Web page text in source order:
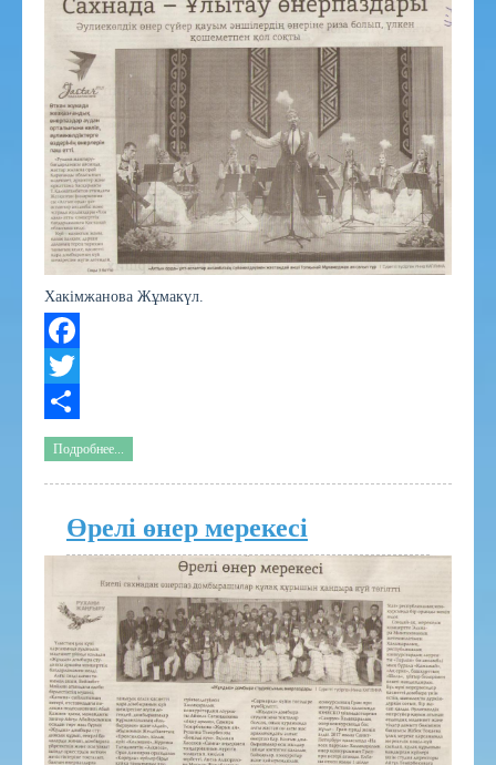
Хакімжанова Жұмакүл.
Facebook
Twitter
Share
Подробнее...
Өрелі өнер мерекесі